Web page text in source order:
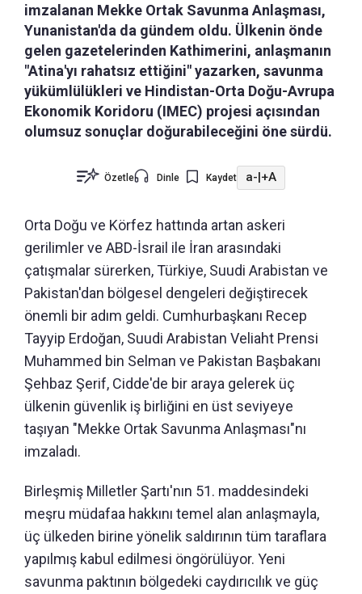
imzalanan Mekke Ortak Savunma Anlaşması,
Yunanistan'da da gündem oldu. Ülkenin önde
gelen gazetelerinden Kathimerini, anlaşmanın
"Atina'yı rahatsız ettiğini" yazarken, savunma
yükümlülükleri ve Hindistan-Orta Doğu-Avrupa
Ekonomik Koridoru (IMEC) projesi açısından
olumsuz sonuçlar doğurabileceğini öne sürdü.
Özetle Dinle Kaydet a- +A
Orta Doğu ve Körfez hattında artan askeri
gerilimler ve ABD-İsrail ile İran arasındaki
çatışmalar sürerken, Türkiye, Suudi Arabistan ve
Pakistan'dan bölgesel dengeleri değiştirecek
önemli bir adım geldi. Cumhurbaşkanı Recep
Tayyip Erdoğan, Suudi Arabistan Veliaht Prensi
Muhammed bin Selman ve Pakistan Başbakanı
Şehbaz Şerif, Cidde'de bir araya gelerek üç
ülkenin güvenlik iş birliğini en üst seviyeye
taşıyan "Mekke Ortak Savunma Anlaşması"nı
imzaladı.
Birleşmiş Milletler Şartı'nın 51. maddesindeki
meşru müdafaa hakkını temel alan anlaşmayla,
üç ülkeden birine yönelik saldırının tüm taraflara
yapılmış kabul edilmesi öngörülüyor. Yeni
savunma paktının bölgedeki caydırıcılık ve güç